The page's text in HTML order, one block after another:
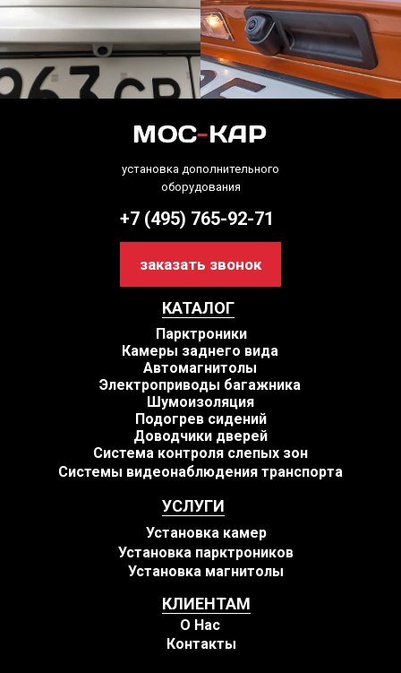
УСЛУГИ
КЛИЕНТАМ
КАТАЛОГ
+7 (495) 765-92-71
установка дополнительного
оборудования
Автомагнитолы
Шумоизоляция
Парктроники
Электроприводы багажника
Система контроля слепых зон
Системы видеонаблюдения транспорта
Камеры заднего вида
Подогрев сидений
заказать звонок
Доводчики дверей
Установка камер
О Нас
Контакты
Установка магнитолы
Установка парктроников